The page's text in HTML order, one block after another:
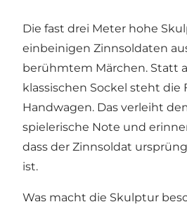
Die fast drei Meter hohe
einbeinigen Zinnsoldaten
berühmtem Märchen. Statt
klassischen Sockel steht die
Handwagen. Das verleiht
spielerische Note und
dass der Zinnsoldat
ist.
Was macht die Skulptur